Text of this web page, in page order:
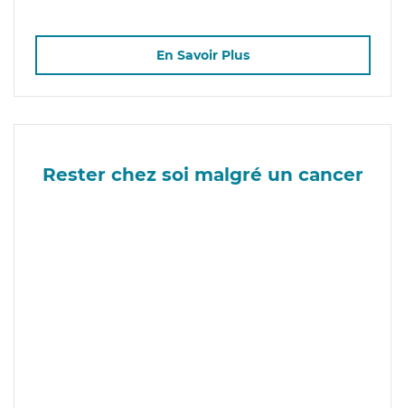
En Savoir Plus
Rester chez soi malgré un cancer